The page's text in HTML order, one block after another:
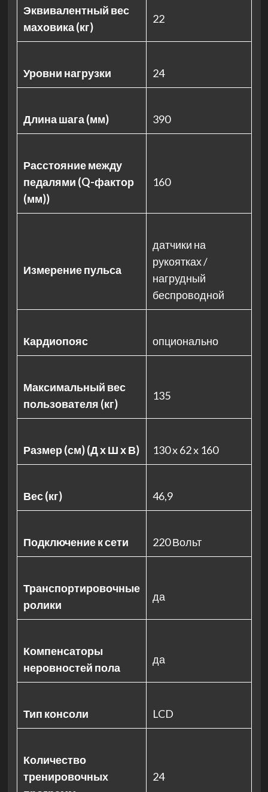
Эквивалентный вес
маховика (кг)
22
Уровни нагрузки 24
Длина шага (мм) 390
Расстояние между
педалями (Q-фактор
(мм))
160
Измерение пульса
датчики на
рукоятках /
нагрудный
беспроводной
Кардиопояс опционально
Максимальный вес
пользователя (кг)
135
Размер (см) (Д х Ш х В) 130 x 62 x 160
Вес (кг) 46,9
Подключение к сети 220 Вольт
Транспортировочные
ролики
да
Компенсаторы
неровностей пола
да
Тип консоли LCD
Количество
тренировочных
24